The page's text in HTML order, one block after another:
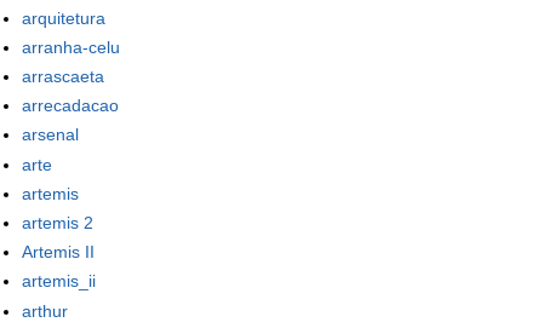
arquitetura
arranha-celu
arrascaeta
arrecadacao
arsenal
arte
artemis
artemis 2
Artemis II
artemis_ii
arthur